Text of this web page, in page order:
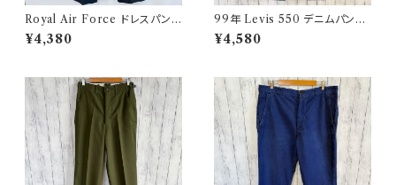
Royal Air Force ドレスパンツ
イギリス軍 スラックス ミリタリ
ーパンツ 8
¥4,380
99年 Levis 550 デニムパンツ
ワイドデニム リーバイス ヴィン
テージ 21
¥4,580